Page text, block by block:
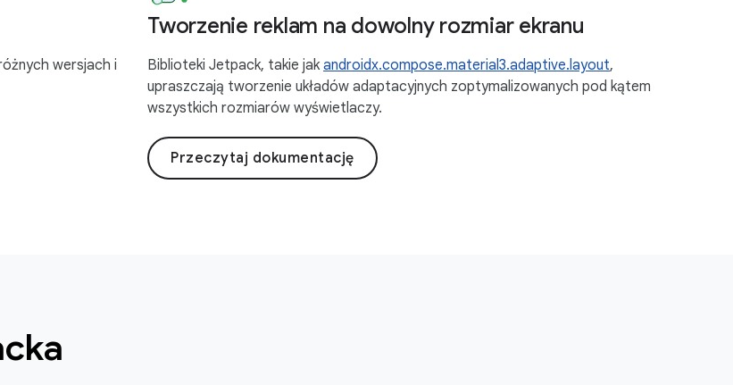
wersjach i
Tworzenie reklam na dowolny rozmiar ekranu
Biblioteki Jetpack, takie jak androidx.compose.material3.adaptive.layout,
upraszczają tworzenie układów adaptacyjnych zoptymalizowanych pod kątem
wszystkich rozmiarów wyświetlaczy.
Przeczytaj dokumentację